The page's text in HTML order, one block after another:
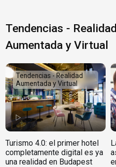
Tendencias - Realidad
Aumentada y Virtual
Tendencias - Realidad
Aumentada y Virtual
Turismo 4.0: el primer hotel
completamente digital es ya
una realidad en Budapest